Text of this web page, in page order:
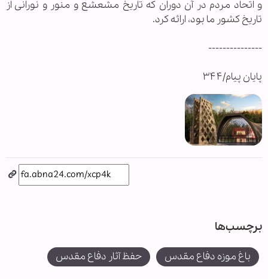
و اتحاد مردم در آن دوران که تاریخ مشعشع و منور و نورانی از
تاریخ کشور ما بود، ارائه کرد.
---------------
پایان پیام/۳۴۴
برچسب‌ها
باغ موزه دفاع مقدس حفظ آثار دفاع مقدس